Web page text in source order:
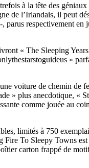
à la tête des
de l’Irlandais, il peut
respectivement
« The Sleeping
»
voiture de chemin de
» plus anecdotique, «
comme jouée au
limités à 750
To Sleepy Towns
carton frappé de